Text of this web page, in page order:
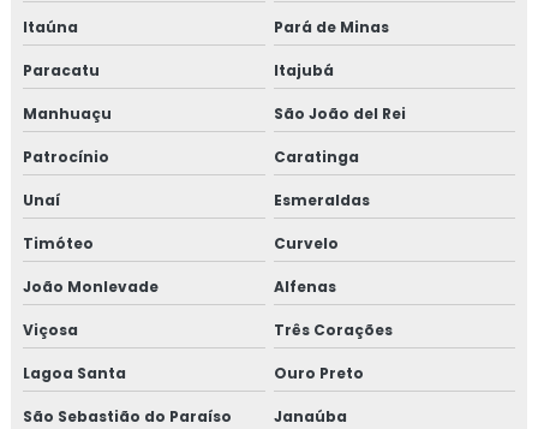
Consultoria em tratamento de não conformidades e
causas raiz
Curso de 5s para empresas
Curso auditor interno fssc 22000
Curso de auditor interno iso
Curso auditor interno iso 14001
Curso de auditor interno iso 9001
Curso de auditor iso 9001
Itaúna Pará de Minas
Paracatu Itajubá
Manhuaçu São João del Rei
Patrocínio Caratinga
Unaí Esmeraldas
Timóteo Curvelo
João Monlevade Alfenas
Viçosa Três Corações
Lagoa Santa Ouro Preto
São Sebastião do Paraíso Janaúba